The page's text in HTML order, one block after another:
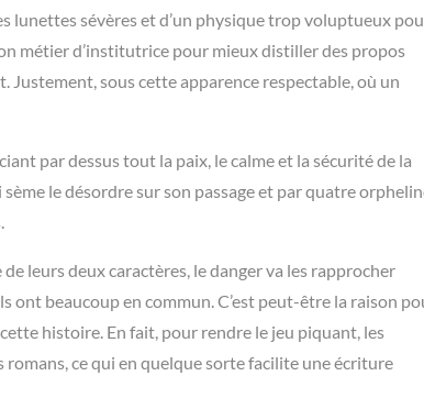
lunettes sévères et d’un physique trop voluptueux
métier d’institutrice pour mieux distiller des propos
sous cette apparence respectable, où un
par dessus tout la paix, le calme et la sécurité de la
le désordre sur son passage et par quatre
leurs deux caractères, le danger va les rapprocher
ont beaucoup en commun. C’est peut-être la raison
histoire. En fait, pour rendre le jeu piquant, les
ce qui en quelque sorte facilite une écriture